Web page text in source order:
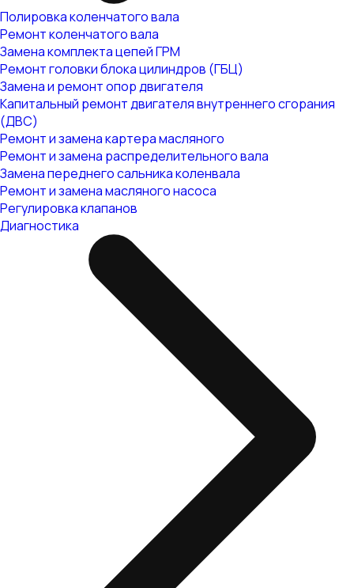
Полировка коленчатого вала
Ремонт коленчатого вала
Замена комплекта цепей ГРМ
Ремонт головки блока цилиндров (ГБЦ)
Замена и ремонт опор двигателя
Капитальный ремонт двигателя внутреннего сгорания
(ДВС)
Ремонт и замена картера масляного
Ремонт и замена распределительного вала
Замена переднего сальника коленвала
Ремонт и замена масляного насоса
Регулировка клапанов
Диагностика